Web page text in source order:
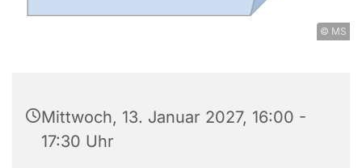
© MS
Mittwoch, 13. Januar 2027, 16:00 -
17:30 Uhr